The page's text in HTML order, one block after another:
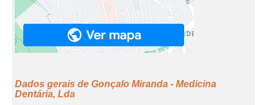
Dados gerais de Gonçalo Miranda - Medicina
Dentária, Lda